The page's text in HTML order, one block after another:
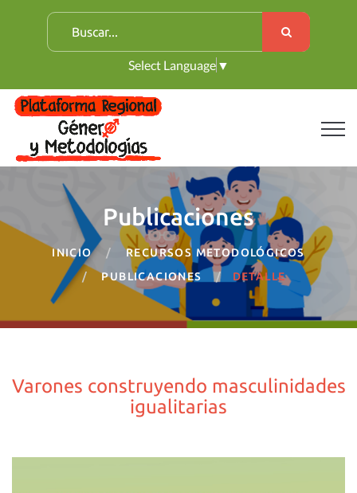
B
u
c
a
r
:
Select Language ▼
Publicaciones
INICIO
RECURSOS METODOLÓGICOS
PUBLICACIONES
DETALLE
Varones construyendo masculinidades
igualitarias